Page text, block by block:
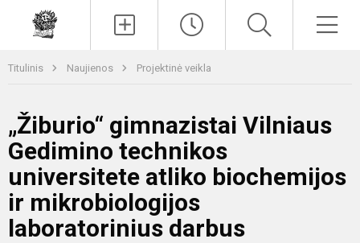
Titulinis Naujienos Projektinė veikla
„Žiburio“ gimnazistai Vilniaus
Gedimino technikos
universitete atliko biochemijos
ir mikrobiologijos
laboratorinius darbus